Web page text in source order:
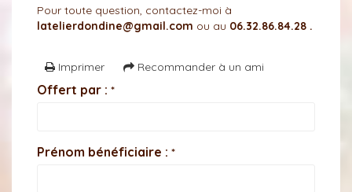
Pour toute question, contactez-moi à
latelierdondine@gmail.com ou au 06.32.86.84.28 .
Imprimer Recommander à un ami
Offert par :*
Prénom bénéficiaire :*